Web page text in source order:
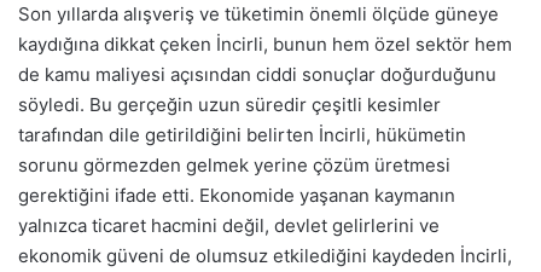
Son yıllarda alışveriş ve tüketimin önemli ölçüde güneye
kaydığına dikkat çeken İncirli, bunun hem özel sektör hem
de kamu maliyesi açısından ciddi sonuçlar doğurduğunu
söyledi. Bu gerçeğin uzun süredir çeşitli kesimler
tarafından dile getirildiğini belirten İncirli, hükümetin
sorunu görmezden gelmek yerine çözüm üretmesi
gerektiğini ifade etti. Ekonomide yaşanan kaymanın
yalnızca ticaret hacmini değil, devlet gelirlerini ve
ekonomik güveni de olumsuz etkilediğini kaydeden İncirli,